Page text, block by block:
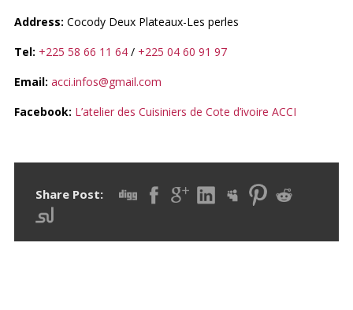
Address: Cocody Deux Plateaux-Les perles
Tel: +225 58 66 11 64 / +225 04 60 91 97
Email: acci.infos@gmail.com
Facebook: L’atelier des Cuisiniers de Cote d’ivoire ACCI
Share Post: